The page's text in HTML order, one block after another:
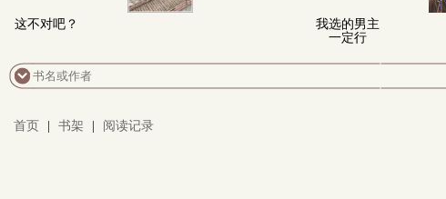
这不对吧？
我选的男主
一定行
首页 书架 阅读记录